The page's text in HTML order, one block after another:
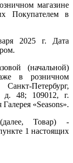
магазине
Покупателем в
2025 г. Дата
(начальной)
в розничном
Петербург,
д. 48; 109012, г.
«Seasons».
Товар) -
1 настоящих